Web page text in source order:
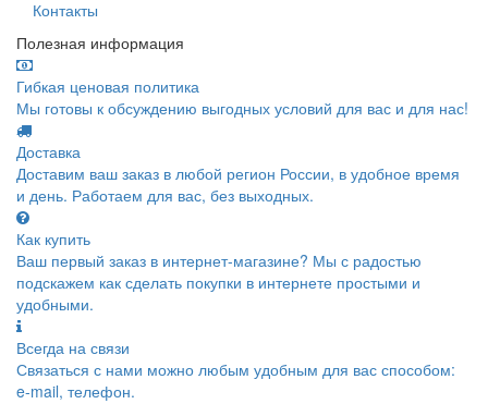
Контакты
Полезная информация
Гибкая ценовая политика
Мы готовы к обсуждению выгодных условий для вас и для нас!
Доставка
Доставим ваш заказ в любой регион России, в удобное время
и день. Работаем для вас, без выходных.
Как купить
Ваш первый заказ в интернет-магазине? Мы с радостью
подскажем как сделать покупки в интернете простыми и
удобными.
Всегда на связи
Связаться с нами можно любым удобным для вас способом:
e-mail, телефон.